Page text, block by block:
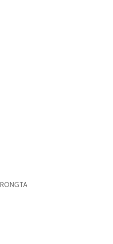
RONGTA